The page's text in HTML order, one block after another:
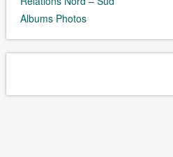
Albums Photos